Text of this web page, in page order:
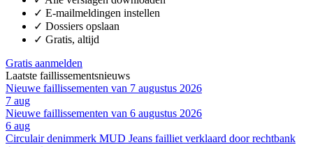
✓ E-mailmeldingen instellen
✓ Dossiers opslaan
✓ Gratis, altijd
Gratis aanmelden
Laatste faillissementsnieuws
Nieuwe faillissementen van 7 augustus 2026
7 aug
Nieuwe faillissementen van 6 augustus 2026
6 aug
Circulair denimmerk MUD Jeans failliet verklaard door rechtbank